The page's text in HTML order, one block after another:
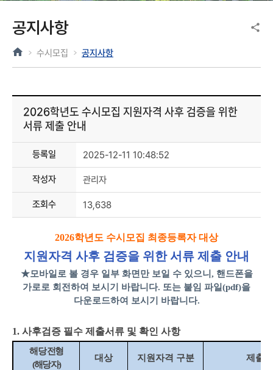
공지사항
수시모집 공지사항
2026학년도 수시모집 지원자격 사후 검증을 위한
서류 제출 안내
등록일 2025-12-11 10:48:52
작성자 관리자
조회수 13,638
2026학년도 수시모집 최종등록자 대상
지원자격 사후 검증을 위한 서류 제출 안내
★모바일로 볼 경우 일부 화면만 보일 수 있으니 , 핸드폰을
가로로 회전하여 보시기 바랍니다. 또는 붙임 파일(pdf)을
다운로드하여 보시기 바랍니다.
1. 사후검증 필수 제출서류 및 확인 사항
해당 전형
(해당자)
대상 지원자격 구분 제출